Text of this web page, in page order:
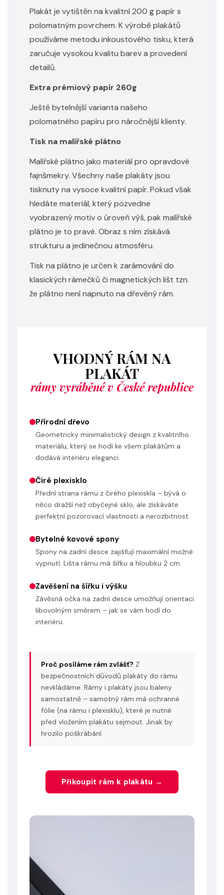
Plakát je vytištěn na kvalitní 200 g papír s
polomatným povrchem. K výrobě plakátů
používáme metodu inkoustového tisku, která
zaručuje vysokou kvalitu barev a provedení
detailů.
Extra prémiový papír 260g
Ještě bytelnější varianta našeho
polomatného papíru pro náročnější klienty.
Tisk na malířské plátno
Malířské plátno jako materiál pro opravdové
fajnšmekry. Všechny naše plakáty jsou
tisknuty na vysoce kvalitní papír. Pokud však
hledáte materiál, který pozvedne
vyobrazený motiv o úroveň výš, pak malířské
plátno je to pravé. Obraz s ním získává
strukturu a jedinečnou atmosféru.
Tisk na plátno je určen k zarámování do
klasických rámečků či magnetických lišt tzn.
že plátno není napnuto na dřevěný rám.
VHODNÝ RÁM NA
PLAKÁT
rámy vyráběné v České republice
Přírodní dřevo
Geometricky minimalistický design z kvalitního
materiálu, který se hodí ke všem plakátům a
dodává interiéru eleganci.
Čiré plexisklo
Přední strana rámu z čirého plexiskla – bývá o
něco dražší než obyčejné sklo, ale získáváte
perfektní pozorovací vlastnosti a nerozbitnost.
Bytelné kovové spony
Spony na zadní desce zajišťují maximální možné
vypnutí. Lišta rámu má šířku a hloubku 2 cm.
Zavěšení na šířku i výšku
Závěsná očka na zadní desce umožňují orientaci
libovolným směrem – jak se vám hodí do
interiéru.
Proč posíláme rám zvlášť? Z
bezpečnostních důvodů plakáty do rámu
nevkládáme. Rámy i plakáty jsou baleny
samostatně – samotný rám má ochranné
fólie (na rámu i plexisklu), které je nutné
před vložením plakátu sejmout. Jinak by
hrozilo poškrábání.
Přikoupit rám k plakátu →